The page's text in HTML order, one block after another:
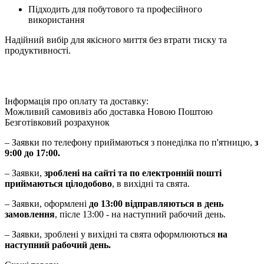
Підходить для побутового та професійного
використання
Надійний вибір для якісного миття без втрати тиску та
продуктивності.
Інформація про оплату та доставку:
Можливий самовивіз або доставка Новою Поштою
Безготівковий розрахунок
– Заявки по телефону приймаються з понеділка по п'ятницю, з
9:00 до 17:00.
– Заявки, зроблені на сайті та по електронній пошті
приймаються цілодобово, в вихідні та свята.
– Заявки, оформлені до 13:00 відправляються в день
замовлення, післе 13:00 - на наступний рабочий день.
– Заявки, зроблені у вихідні та свята оформлюються на
наступний рабочий день.